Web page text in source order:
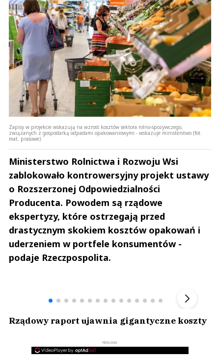
Zapisy w projekcie wskazują na wzrost kosztów sektora rolno-spożywczego,
związanych z gospodarką odpadami opakowaniowymi - wskazuje ministerstwo (fot.
mat. prasowe)
Ministerstwo Rolnictwa i Rozwoju Wsi
zablokowało kontrowersyjny projekt ustawy
o Rozszerzonej Odpowiedzialności
Producenta. Powodem są rządowe
ekspertyzy, które ostrzegają przed
drastycznym skokiem kosztów opakowań i
uderzeniem w portfele konsumentów -
podaje Rzeczpospolita.
Rządowy raport ujawnia gigantyczne koszty
REKLAMA